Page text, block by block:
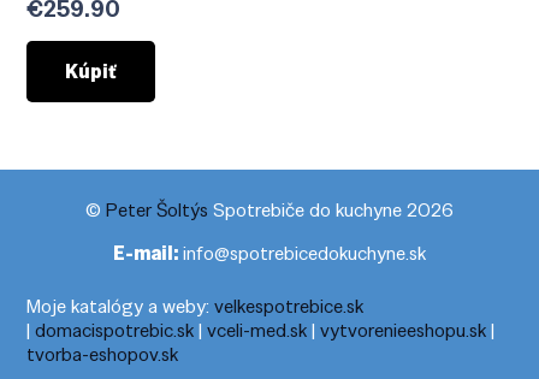
€259.90
Kúpiť
© Peter Šoltýs Spotrebiče do kuchyne 2026
E-mail:info@spotrebicedokuchyne.sk
Moje katalógy a weby:velkespotrebice.sk
|domacispotrebic.sk|vceli-med.sk|vytvorenieeshopu.sk|
tvorba-eshopov.sk